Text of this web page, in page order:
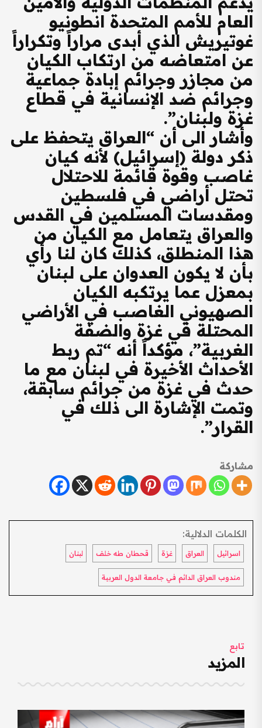
العام للأمم المتحدة انطونيو
غوتيريش الذي أبدى مراراً وتكراراً
عن امتعاضه من ارتكاب الكيان
من مجازر وجرائم إبادة جماعية
وجرائم ضد الإنسانية في قطاع
غزة ولبنان”.
وأشار الى أن “العراق يتحفظ على
ذكر دولة (إسرائيل) لأنه كيان
غاصب وقوة قائمة للاحتلال
تحتل أراضي في فلسطين
ومقدسات المسلمين في القدس
والعراق يتعامل مع الكيان من
هذا المنطلق، كذلك كان لنا رأي
بأن لا يكون العدوان على لبنان
بمعزل عما يرتكبه الكيان
الصهيوني الغاصب في الأراضي
المحتلة في غزة والضفة
الغربية”، مؤكداً أنه “تم ربط
الأحداث الأخيرة في لبنان مع ما
حدث في غزة من جرائم سابقة،
وتمت الإشارة الى ذلك في
القرار”.
مشاركة
الكلمات الدلالية:
اسرائيل العراق غزة قحطان طه خلف لبنان
مندوب العراق الدائم في جامعة الدول العربية
تابع
المزيد